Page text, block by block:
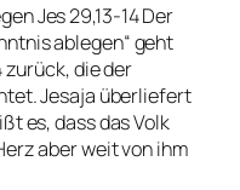
Jes 29,13-14 Der
ablegen“ geht
zurück, die der
Jesaja überliefert
es, dass das Volk
aber weit von ihm